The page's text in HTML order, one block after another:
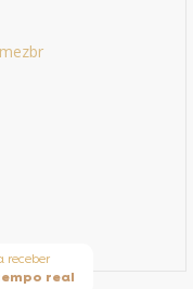
receber
real